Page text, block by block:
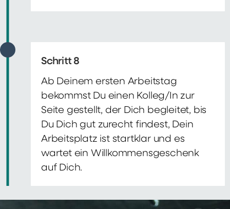
Schritt 8
Ab Deinem ersten Arbeitstag
bekommst Du einen Kolleg/In zur
Seite gestellt, der Dich begleitet, bis
Du Dich gut zurecht findest, Dein
Arbeitsplatz ist startklar und es
wartet ein Willkommensgeschenk
auf Dich.